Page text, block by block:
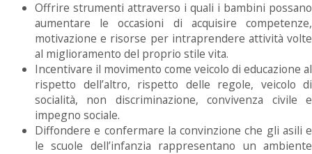
Offrire strumenti attraverso i quali i bambini possano
aumentare le occasioni di acquisire competenze,
motivazione e risorse per intraprendere attività volte
al miglioramento del proprio stile vita.
Incentivare il movimento come veicolo di educazione al
rispetto dell’altro, rispetto delle regole, veicolo di
socialità, non discriminazione, convivenza civile e
impegno sociale.
Diffondere e confermare la convinzione che gli asili e
le scuole dell’infanzia rappresentano un ambiente